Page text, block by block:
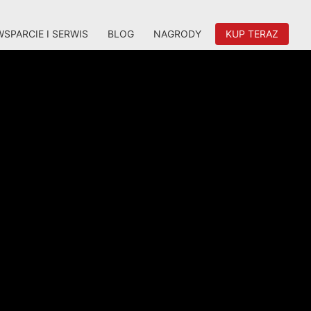
I SERWIS BLOG NAGRODY KUP TERAZ